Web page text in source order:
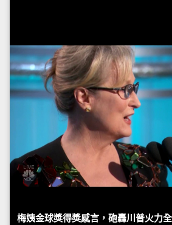
梅姨金球獎得獎感言，砲轟川普火力